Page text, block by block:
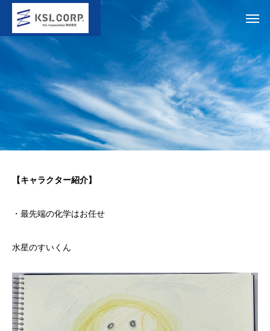
【キャラクター紹介】
・最先端の化学はお任せ
水星のすいくん